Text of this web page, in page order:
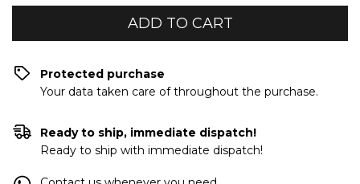
Protected purchase
Your data taken care of throughout the purchase.
Ready to ship, immediate dispatch!
Ready to ship with immediate dispatch!